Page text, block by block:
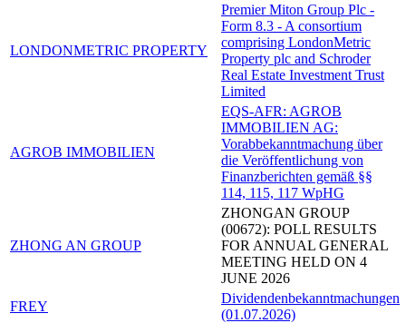
LONDONMETRIC PROPERTY
Premier Miton Group Plc -
Form 8.3 - A consortium
comprising LondonMetric
Property plc and Schroder
Real Estate Investment Trust
Limited
AGROB IMMOBILIEN
EQS-AFR: AGROB
IMMOBILIEN AG:
Vorabbekanntmachung über
die Veröffentlichung von
Finanzberichten gemäß §§
114, 115, 117 WpHG
ZHONG AN GROUP
ZHONGAN GROUP
(00672): POLL RESULTS
FOR ANNUAL GENERAL
MEETING HELD ON 4
JUNE 2026
FREY
Dividendenbekanntmachungen
(01.07.2026)